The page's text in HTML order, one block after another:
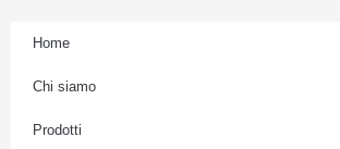
Home
Chi siamo
Prodotti